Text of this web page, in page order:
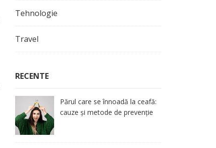
Tehnologie
Travel
RECENTE
Părul care se înnoadă la ceafă:
cauze și metode de prevenție